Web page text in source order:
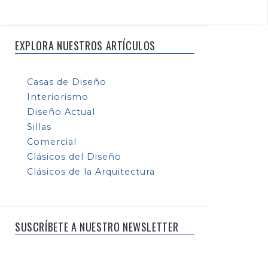
EXPLORA NUESTROS ARTÍCULOS
Casas de Diseño
Interiorismo
Diseño Actual
Sillas
Comercial
Clásicos del Diseño
Clásicos de la Arquitectura
SUSCRÍBETE A NUESTRO NEWSLETTER